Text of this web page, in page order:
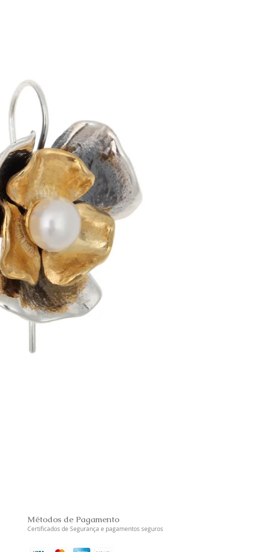
Métodos de Pagamento
Certificados de Segurança e pagamentos seguros